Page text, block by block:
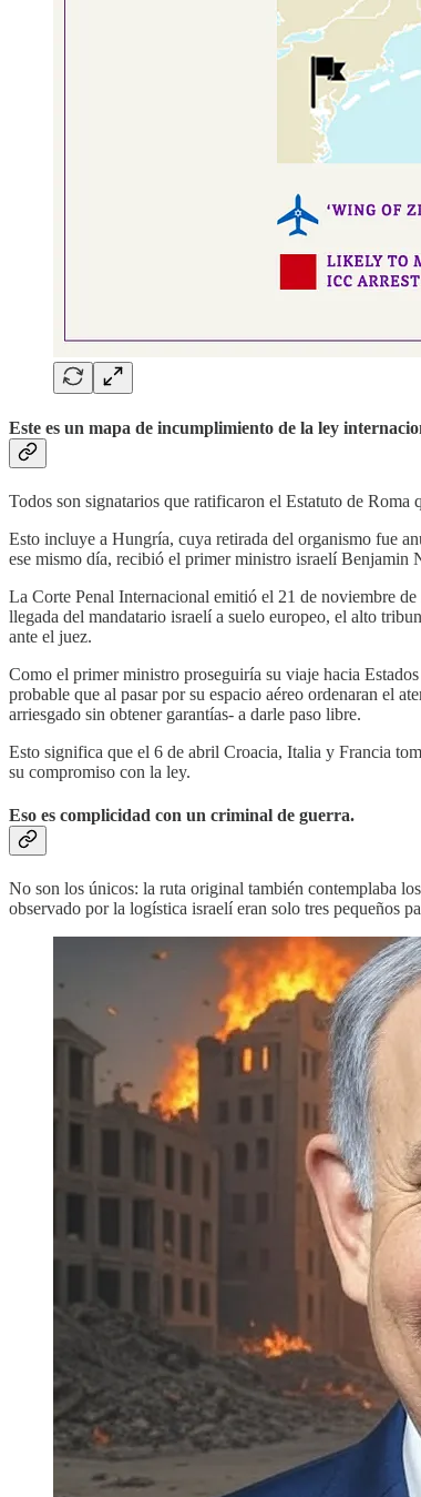
Este es un mapa de incumplimiento de la ley
Todos son signatarios que ratificaron el Estatuto de
Esto incluye a Hungría, cuya retirada del organismo fue
ese mismo día, recibió el primer ministro israelí Benjamin
La Corte Penal Internacional emitió el 21 de noviembre
llegada del mandatario israelí a suelo europeo, el alto
ante el juez.
Como el primer ministro proseguiría su viaje hacia
probable que al pasar por su espacio aéreo ordenaran el
arriesgado sin obtener garantías- a darle paso libre.
Esto significa que el 6 de abril Croacia, Italia y Francia
su compromiso con la ley.
Eso es complicidad con un criminal de guerra.
No son los únicos: la ruta original también contemplaba
observado por la logística israelí eran solo tres pequeños